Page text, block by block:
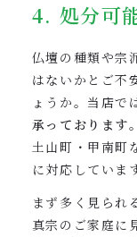
4. 処分可
仏壇の種類や宗
はないかとご不
ょうか。当店で
承っております
土山町・甲南町
に対応していま
まず多く見られ
真宗のご家庭に